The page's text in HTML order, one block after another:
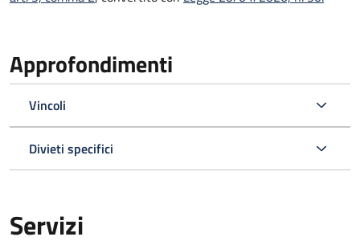
Approfondimenti
Vincoli
Divieti specifici
Servizi